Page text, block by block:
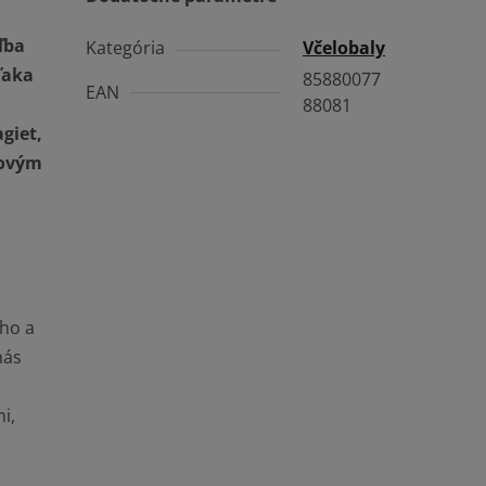
a
Kategória
Včelobaly
EAN
85880077
88081